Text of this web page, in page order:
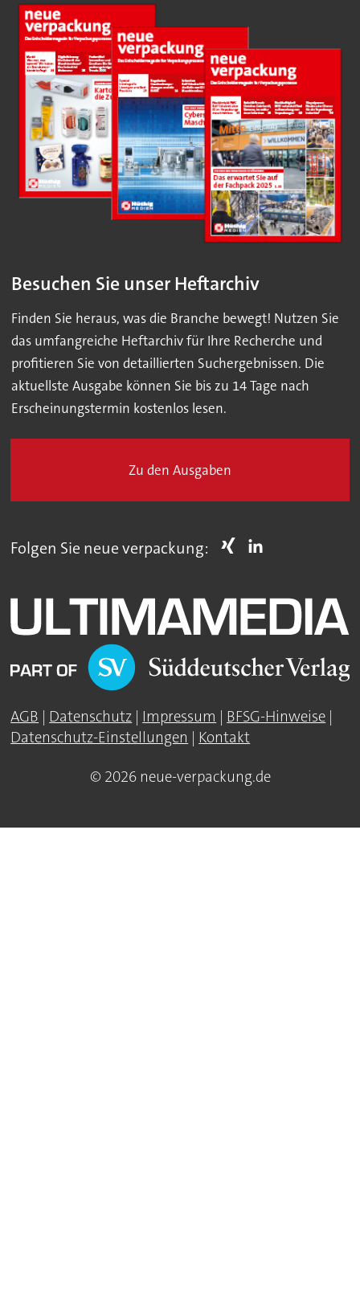
Besuchen Sie unser Heftarchiv
Finden Sie heraus, was die Branche bewegt! Nutzen Sie
das umfangreiche Heftarchiv für Ihre Recherche und
profitieren Sie von detaillierten Suchergebnissen. Die
aktuellste Ausgabe können Sie bis zu 14 Tage nach
Erscheinungstermin kostenlos lesen.
Zu den Ausgaben
Folgen Sie neue verpackung:
AGB | Datenschutz | Impressum | BFSG-Hinweise |
Datenschutz-Einstellungen | Kontakt
© 2026 neue-verpackung.de